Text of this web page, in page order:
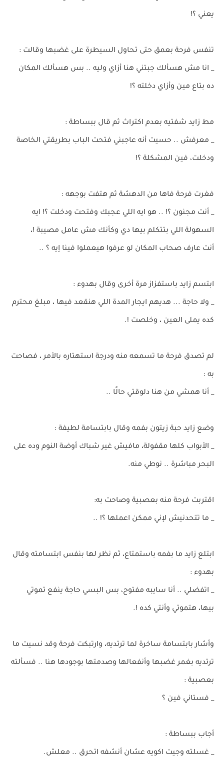
يعني ؟!
تنفس فرحة بعمق حتى تحاول السيطرة على غضبها وقالت :
_ انا مش هسألك جبتني هنا أزاي وليه .. بس هسألك المكان
ده بتاع مين وأزاي دخلته ؟!
مط زايد شفتيه بعدم اكتراث ثم قال ببساطة :
_ معرفش .. حسيت أنه عاجبني فتحت الباب بطريقتي الخاصة
ودخلت، فين المشكلة ؟!
فغرت فرحة فاها من الدهشة ثم هتفت بوجهه :
_ أنت مجنون ؟! .. هو ايه اللي عجبك وفتحت ودخلت ؟! ايه
السهولة اللي بتتكلم بيها دي وكأنك مش عامل مصيبة !،
أنت عارف صحاب المكان لو عرفوا هيعملوا فينا إيه ؟ ..
ابتسم زايد باستفزاز مرة أخرى وقال بهدوء :
_ ولا حاجة ... هديهم ايجار المدة اللي هنقعد فيها ، مبلغ محترم
كده يملى العين ، وخلصت !.
لم تصدق فرحة ما تسمعه منه ودرجة استهتاره بالأمر ، فصاحت
به :
_ أنا همشي من هنا دلوقتي حالًا ..
وضع زايد حبة زيتون بفمه وقال بابتسامة لطيفة :
_ الأبواب كلها مقفولة، مافيش غير شباك أوضة النوم وده على
البحر مباشرة .. نوطي منه.
اقتربت فرحة منه بعصبية وصاحت به:
_ ما تتحدنيش لإني ممكن اعملها ؟! ..
ابتلع زايد ما بفمه باستمتاع، ثم نظر لها بنفس ابتسامته وقال
بهدوء :
_ اتفضلي .. أنا سايبه مفتوح، بس البسي حاجة ينفع تموتي
بيها، هتموتي وأنتي كده !.
وأشار بابتسامة ساخرة لما ترتديه، وارتبكت فرحة وقد نسيت ما
ترتديه بغمر غضبها وأنفعالها وصدمتها بوجودها هنا .. فسألته
بعصبية :
_ فستاني فين ؟
أجاب ببساطة :
_ غسلته وجيت اكويه عشان أنشفه اتحرق .. معلش.